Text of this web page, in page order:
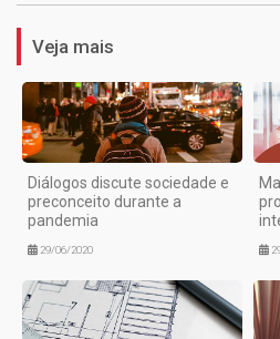
Veja mais
Diálogos discute sociedade e
preconceito durante a
pandemia
29/06/2020